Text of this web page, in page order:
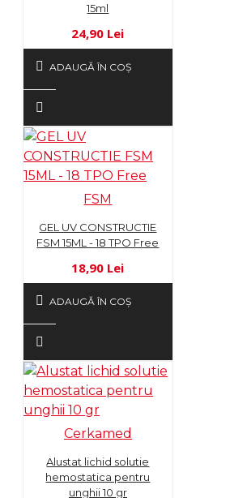
15ml
24,90 Lei
ADAUGĂ ÎN COŞ
FSM
GEL UV CONSTRUCTIE
FSM 15ML - 18 TPO Free
18,90 Lei
ADAUGĂ ÎN COŞ
Cerkamed
Alustat lichid solutie
hemostatica pentru
unghii 10 gr